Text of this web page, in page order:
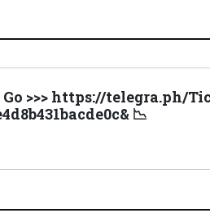
Go >>> https://telegra.ph/
📉